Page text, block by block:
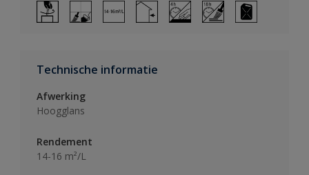
Technische informatie
Afwerking
Hoogglans
Rendement
14-16 m²/L